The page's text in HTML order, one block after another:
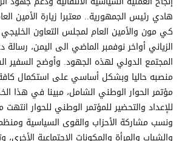
هادي رئيس الجمهورية.. معتبرا زيارة الأمين
كي مون والأمين العام لمجلس التعاون الخليجي
الزياني أواخر نوفمبر الماضي الى اليمن،
المجتمع الدولي لهذه الجهود. وأوضح السفير
منصبه حاليا وبشكل أساسي على استكمال كافة
مؤتمر الحوار الوطني الشامل، مبينا في هذا
للإعداد والتحضير للمؤتمر الوطني للحوار
ونسب مشاركة الأحزاب والقوى السياسية
والشباب والمرأة والمكونات الاجتماعية